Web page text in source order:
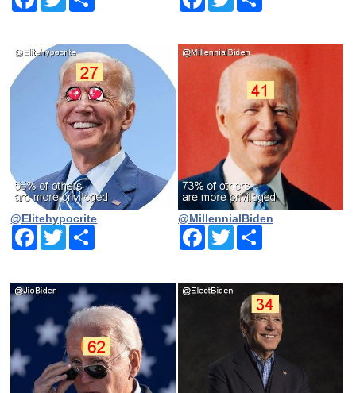
@Elitehypocrite
Facebook
Twitter
@MillennialBiden
Facebook
TwitterShare